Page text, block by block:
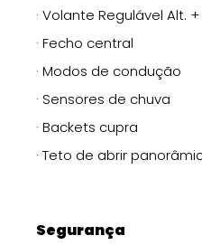
· Volante Regulável Alt. +
· Fecho central
· Modos de condução
· Sensores de chuva
· Backets cupra
· Teto de abrir
Segurança